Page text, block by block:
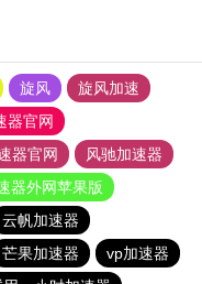
旋风
旋风加速
器官网
器官网
风驰加速器
器外网苹果版
云帆加速器
芒果加速器
vp加速器